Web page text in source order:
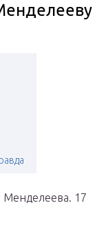
Менделеева. 17